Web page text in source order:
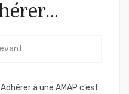
à une AMAP c’est